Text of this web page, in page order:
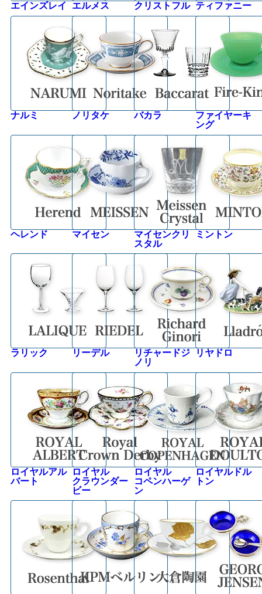
エインズレイ エルメス クリストフル ティファニー
ナルミ ノリタケ バカラ
ファイヤーキ
ング
ヘレンド マイセン
マイセンクリ
スタル
ミントン
ラリック リーデル
リチャードジ
ノリ
リヤドロ
ロイヤルアル
バート
ロイヤル
クラウンダー
ビー
ロイヤル
コペンハーゲ
ン
ロイヤルドル
トン